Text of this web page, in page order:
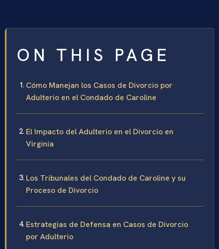
ON THIS PAGE
Cómo Manejan los Casos de Divorcio por
Adulterio en el Condado de Caroline
El Impacto del Adulterio en el Divorcio en
Virginia
Los Tribunales del Condado de Caroline y su
Proceso de Divorcio
Estrategias de Defensa en Casos de Divorcio
por Adulterio